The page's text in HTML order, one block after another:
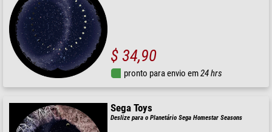
$ 34,90
pronto para envio em24 hrs
Sega Toys
Deslize para o Planetário Sega Homestar Seasons